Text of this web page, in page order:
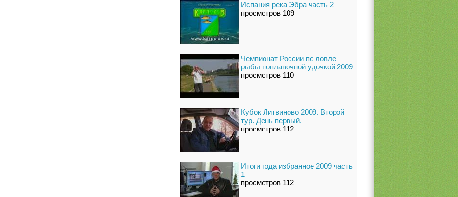
Испания река Эбра часть 2
просмотров 109
Чемпионат России по ловле
рыбы поплавочной удочкой 2009
просмотров 110
Кубок Литвиново 2009. Второй
тур. День первый.
просмотров 112
Итоги года избранное 2009 часть
1
просмотров 112